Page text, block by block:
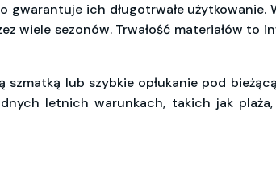
gwarantuje ich długotrwałe użytkowanie.
wiele sezonów. Trwałość materiałów to
lub szybkie opłukanie pod
letnich warunkach, takich jak